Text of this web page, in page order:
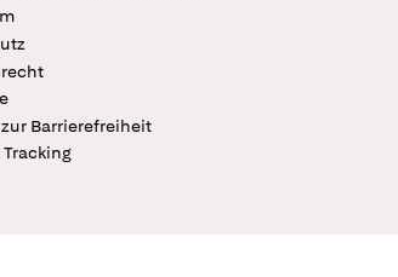
Barrierefreiheit
Tracking